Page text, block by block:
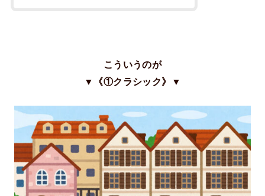
こういうのが
▼《①クラシック》▼